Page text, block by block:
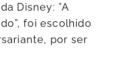
Disney: ”A
foi escolhido
por ser